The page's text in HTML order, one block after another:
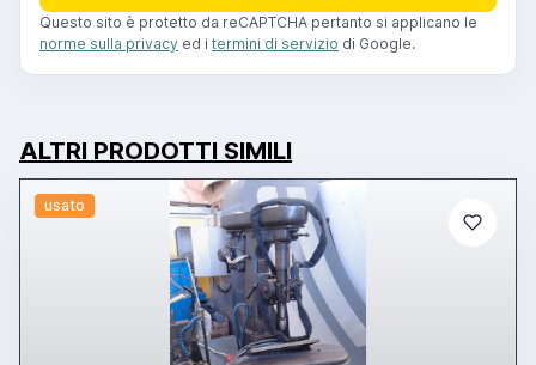
Questo sito è protetto da reCAPTCHA pertanto si applicano le
norme sulla privacy ed i termini di servizio di Google.
ALTRI PRODOTTI SIMILI
usato